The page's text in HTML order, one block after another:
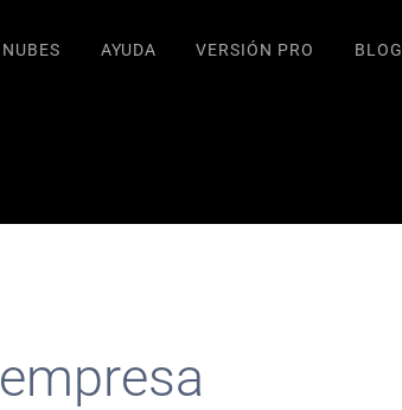
NUBES AYUDA VERSIÓN PRO BLOG